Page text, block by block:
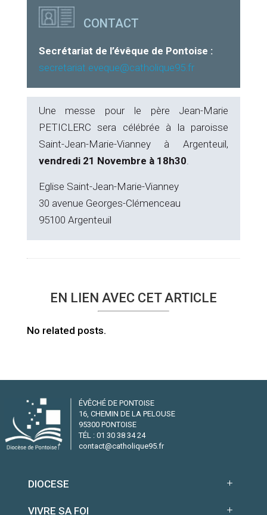
CONTACT
Secrétariat de l’évêque de Pontoise :
secretariat.eveque@catholique95.fr
Une messe pour le père Jean-Marie
PETICLERC sera célébrée à la paroisse
Saint-Jean-Marie-Vianney à Argenteuil,
vendredi 21 Novembre à 18h30
Eglise Saint-Jean-Marie-Vianney
30 avenue Georges-Clémenceau
95100 Argenteuil
EN LIEN AVEC CET ARTICLE
No related posts.
ÉVÊCHÉ DE PONTOISE
16, CHEMIN DE LA PELOUSE
95300 PONTOISE
TÉL : 01 30 38 34 24
contact@catholique95.fr
DIOCESE
VIVRE SA FOI